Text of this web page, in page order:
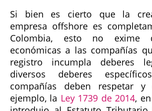
Si bien es cierto que la
empresa offshore es
Colombia, esto no exime
económicas a las compañías
registro incumpla deberes
diversos deberes
compañías deben respetar y
ejemplo, la Ley 1739 de 2014,